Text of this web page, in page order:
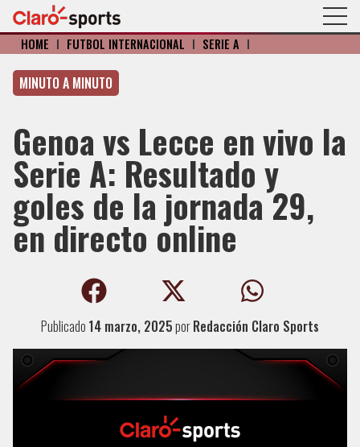
HOME I FÚTBOL INTERNACIONAL I SERIE A I
MINUTO A MINUTO
Genoa vs Lecce en vivo la
Serie A: Resultado y
goles de la jornada 29,
en directo online
Publicado 14 marzo, 2025porRedacción Claro Sports